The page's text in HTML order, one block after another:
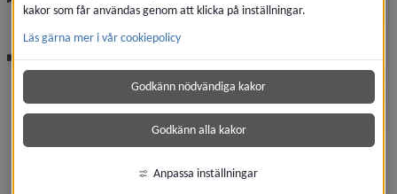
kakor som får användas genom att klicka på inställningar.
Läs gärna mer i vår cookiepolicy
Godkänn nödvändiga kakor
Godkänn alla kakor
Anpassa inställningar